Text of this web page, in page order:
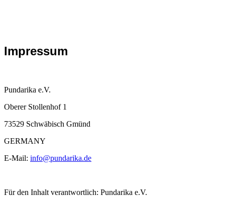
Impressum
Pundarika e.V.
Oberer Stollenhof 1
73529 Schwäbisch Gmünd
GERMANY
E-Mail: info@pundarika.de
Für den Inhalt verantwortlich: Pundarika e.V.